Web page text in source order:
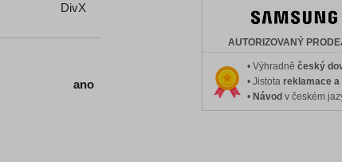
DivX
ano
AUTORIZOVANÝ
• Výhradně český
• Jistota reklamace
• Návod v českém